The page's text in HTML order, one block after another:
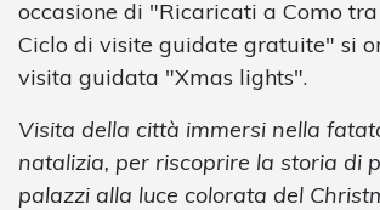
occasione di "Ricaricati a Como
Ciclo di visite guidate gratuite" si
visita guidata "Xmas lights".
Visita della città immersi nella
natalizia, per riscoprire la storia di
palazzi alla luce colorata del